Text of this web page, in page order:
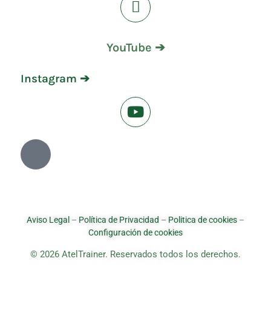
YouTube ➔
Instagram ➔
Aviso Legal – Política de Privacidad – Politica de cookies –
Configuración de cookies
© 2026 AtelTrainer. Reservados todos los derechos.